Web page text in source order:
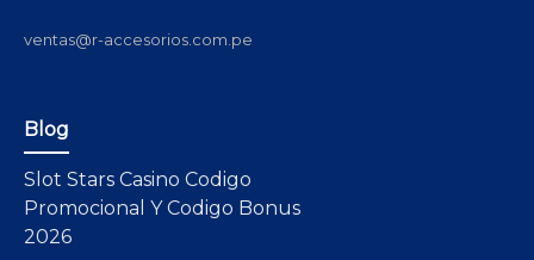
ventas@r-accesorios.com.pe
Blog
Slot Stars Casino Codigo
Promocional Y Codigo Bonus
2026